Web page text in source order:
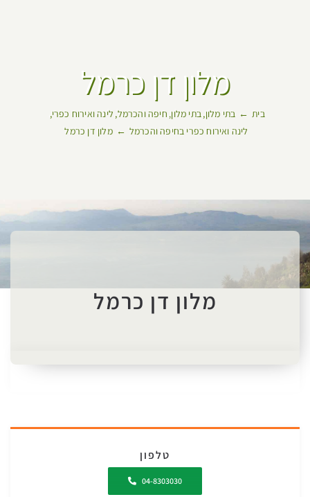
מלון דן כרמל
בית בתי מלון בתי מלון חיפה והכרמל לינה ואירוח כפרי
לינה ואירוח כפרי בחיפה והכרמל
מלון דן כרמל
מלון דן כרמל
טלפון
04-8303030